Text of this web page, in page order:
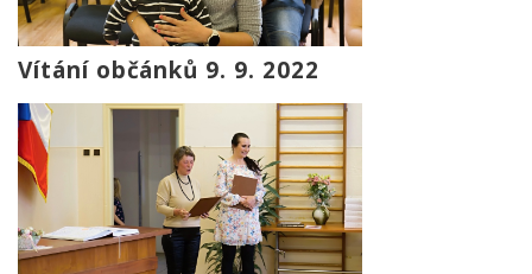
Vítání občánků 9. 9. 2022